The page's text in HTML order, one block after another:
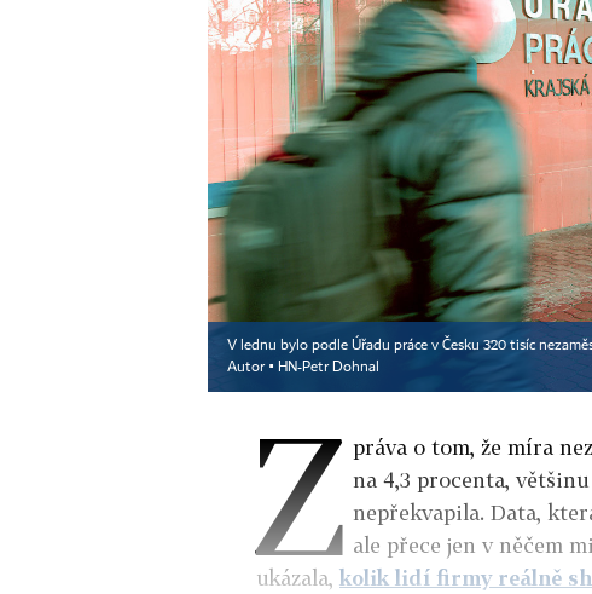
V lednu bylo podle Úřadu práce v Česku 320 tisíc
Autor ▪ HN-Petr Dohnal
Z práva o tom, že míra
na 4,3 procenta,
nepřekvapila. Data,
ale přece jen v něčem
ukázala, kolik lidí firmy reálně